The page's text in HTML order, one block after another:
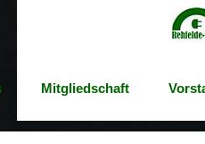
Mitgliedschaft